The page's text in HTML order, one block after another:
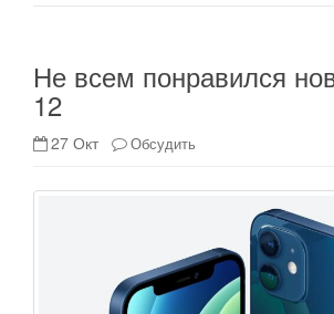
Не всем понравился
12
27 Окт Обсудить